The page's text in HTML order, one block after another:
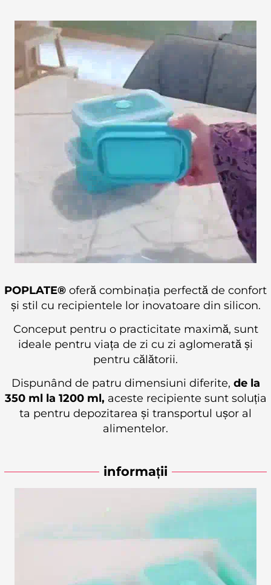
POPLATE® oferă combinația perfectă de confort
și stil cu recipientele lor inovatoare din silicon.
Conceput pentru o practicitate maximă, sunt
ideale pentru viața de zi cu zi aglomerată și
pentru călătorii.
Dispunând de patru dimensiuni diferite, de la
350 ml la 1200 ml, aceste recipiente sunt soluția
ta pentru depozitarea și transportul ușor al
alimentelor.
informații